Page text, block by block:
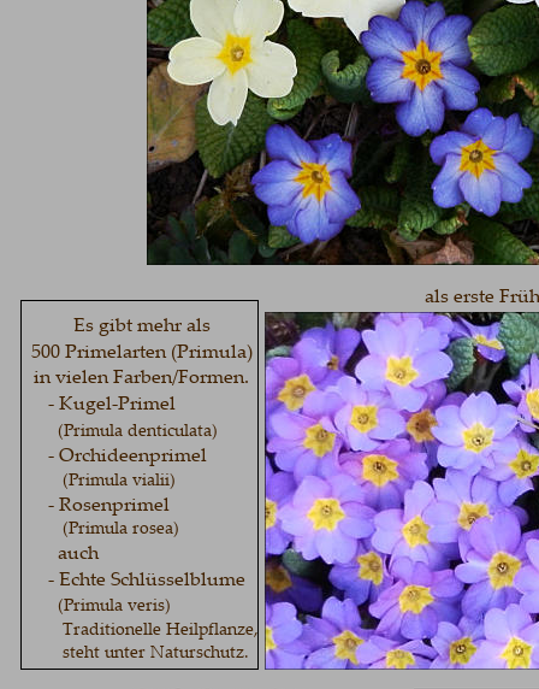
Es gibt mehr als
500 Primelarten (Primula)
in vielen Farben/Formen.
     - Kugel-Primel
(Primula denticulata)
     - Orchideenprimel
        (Primula vialii)
     - Rosenprimel
        (Primula rosea)
auch
     - Echte Schlüsselblume
  (Primula veris)
        Traditionelle Heilpflanze,
        steht unter Naturschutz.
als erste